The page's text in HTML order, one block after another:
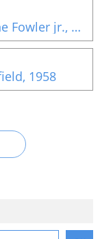
Syndicat du crime, Gang war, Gene Fowler jr., 1958
1958